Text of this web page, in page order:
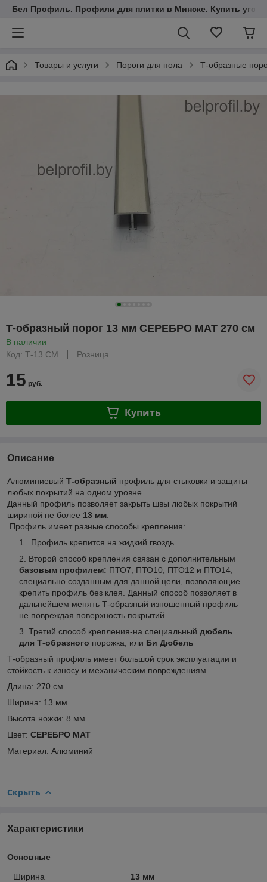
Бел Профиль. Профили для плитки в Минске. Купить
Товары и услуги Пороги для пола Т-образные
Т-образный порог 13 мм СЕРЕБРО МАТ 270 см
В наличии
Код: Т-13 СМ
Розница
15 руб.
Купить
Описание
Алюминиевый Т-образный профиль для стыковки и защиты
любых покрытий на одном уровне.
Данный профиль позволяет закрыть швы любых покрытий
шириной не более 13 мм
Профиль имеет разные способы крепления:
Профиль крепится на жидкий гвоздь.
Второй способ крепления связан с дополнительным
базовым профилем: ПТО7, ПТО10, ПТО12 и ПТО14,
специально созданным для данной цели, позволяющие
крепить профиль без клея. Данный способ позволяет в
дальнейшем менять Т-образный изношенный профиль
не повреждая поверхность покрытий.
Третий способ крепления-на специальный дюбель
для Т-образного порожка, или Би Дюбель
Т-образный профиль имеет большой срок эксплуатации и
стойкость к износу и механическим повреждениям.
Длина: 270 см
Ширина: 13 мм
Высота ножки: 8 мм
Цвет: СЕРЕБРО МАТ
Материал: Алюминий
Скрыть
Характеристики
Основные
Ширина
13 мм